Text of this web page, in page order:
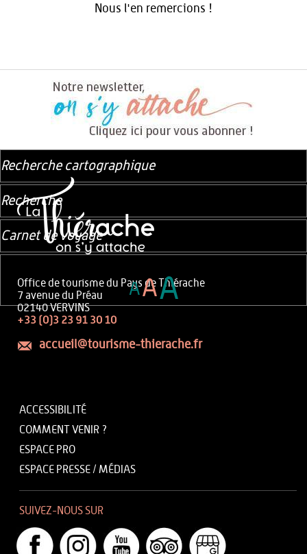
Nous l'en remercions !
Office de tourisme du Pays de Thiérache
7 avenue du Préau
02140 VERVINS
+33 (0)3 23 91 30 10
accueil@tourisme-thierache.fr
ACCESSIBILITÉ
COMMENT VENIR ?
ESPACE PRO
ESPACE PRESSE / MÉDIAS
SUIVEZ-NOUS SUR
Recherche cartographique
Recherche
Carnet de voyage
AAA